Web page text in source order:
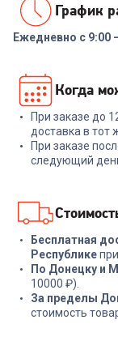
Наушники ANKER
SOUNDCORE VR
White
+ 269 бонусов
8 999₽
График
Ежедневно с 9:00
Когда
При заказе до
доставка в тот
При заказе
следующий
Бесплатная
Республике
По Донецку и
10000 ₽).
За пределы
стоимость